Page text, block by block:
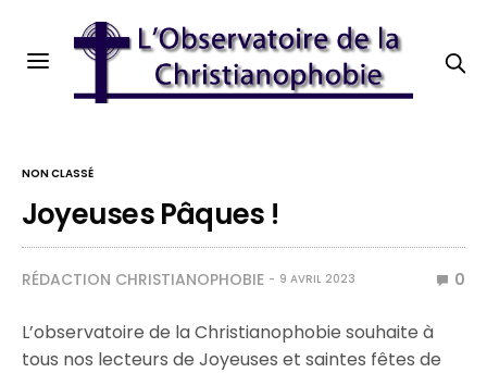
NON CLASSÉ
Joyeuses Pâques !
RÉDACTION CHRISTIANOPHOBIE 9 AVRIL 2023 0
L’observatoire de la Christianophobie souhaite à
tous nos lecteurs de Joyeuses et saintes fêtes de